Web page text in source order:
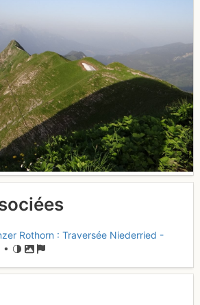
Rothorn : Traversée Niederried -
•